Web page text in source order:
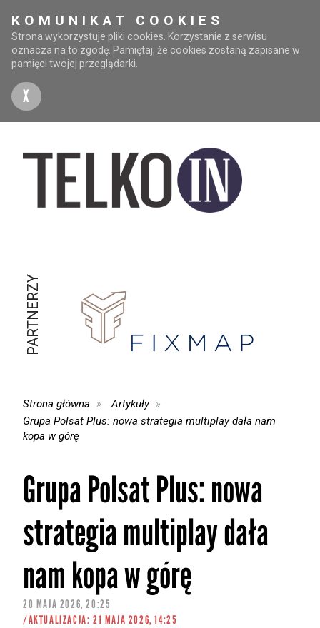
KOMUNIKAT COOKIES
Strona wykorzystuje pliki cookies. Korzystanie z serwisu
oznacza na to zgodę. Pamiętaj, że cookies zostaną zapisane w
pamięci twojej przeglądarki.
X
PARTNERZY
Strona główna
Artykuły
Grupa Polsat Plus: nowa strategia multiplay dała nam
kopa w górę
Grupa Polsat Plus: nowa
strategia multiplay dała
nam kopa w górę
20 MAJA 2026, 20:25
/AKTUALIZACJA: 21 MAJA 2026, 14:25